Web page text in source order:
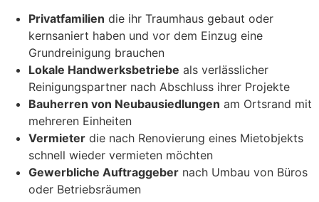
Privatfamilien die ihr Traumhaus gebaut oder
kernsaniert haben und vor dem Einzug eine
Grundreinigung brauchen
Lokale Handwerksbetriebe als verlässlicher
Reinigungspartner nach Abschluss ihrer Projekte
Bauherren von Neubausiedlungen am Ortsrand mit
mehreren Einheiten
Vermieter die nach Renovierung eines Mietobjekts
schnell wieder vermieten möchten
Gewerbliche Auftraggeber nach Umbau von Büros
oder Betriebsräumen